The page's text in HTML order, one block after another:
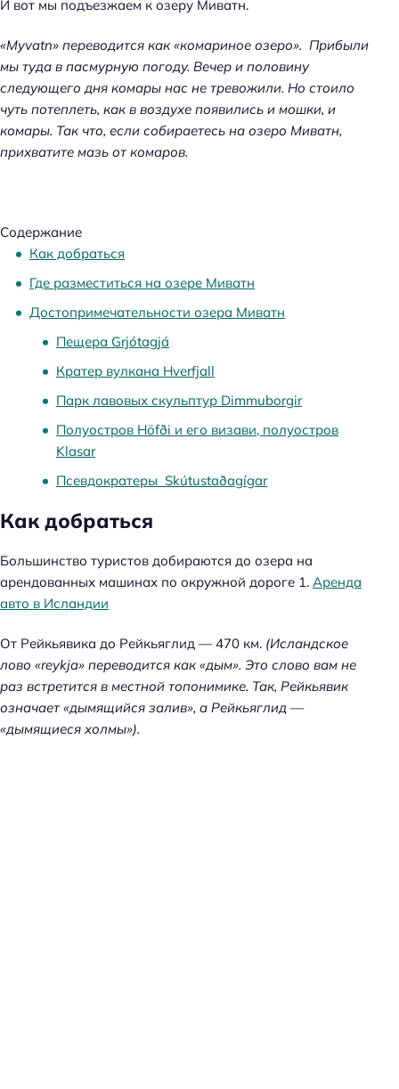
И вот мы подъезжаем к озеру Миватн.
«Myvatn» переводится как «комариное озеро». Прибыли
мы туда в пасмурную погоду. Вечер и половину
следующего дня комары нас не тревожили. Но стоило
чуть потеплеть, как в воздухе появились и мошки, и
комары. Так что, если собираетесь на озеро Миватн,
прихватите мазь от комаров.
Содержание
Как добраться
Где разместиться на озере Миватн
Достопримечательности озера Миватн
Пещера Grjótagjá
Кратер вулкана Hverfjall
Парк лавовых скульптур Dimmuborgir
Полуостров Höfði и его визави, полуостров
Klasar
Псевдократеры Skútustaðagígar
Как добраться
Большинство туристов добираются до озера на
арендованных машинах по окружной дороге 1. Аренда
авто в Исландии
От Рейкьявика до Рейкьяглид — 470 км. (Исландское
лово «reykja» переводится как «дым». Это слово вам не
раз встретится в местной топонимике. Так, Рейкьявик
означает «дымящийся залив», а Рейкьяглид —
«дымящиеся холмы»).